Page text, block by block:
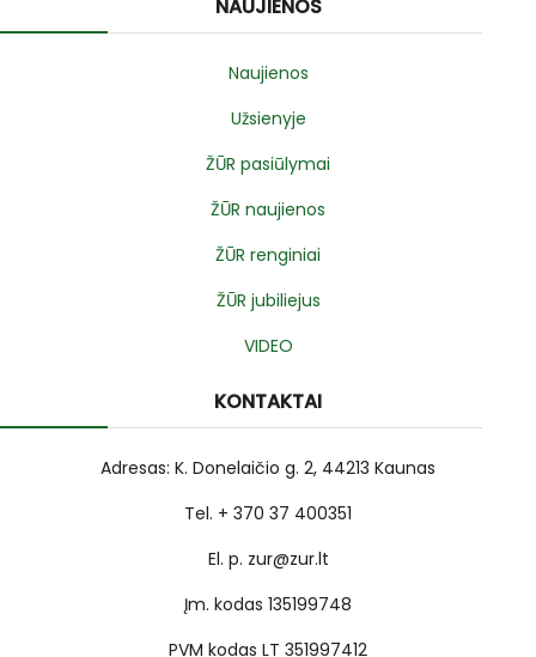
NAUJIENOS
Naujienos
Užsienyje
ŽŪR pasiūlymai
ŽŪR naujienos
ŽŪR renginiai
ŽŪR jubiliejus
VIDEO
KONTAKTAI
Adresas: K. Donelaičio g. 2, 44213 Kaunas
Tel. + 370 37 400351
El. p. zur@zur.lt
Įm. kodas 135199748
PVM kodas LT 351997412